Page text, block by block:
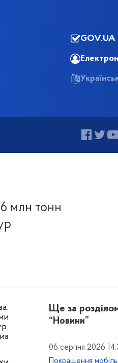
GOV.UA
млн тонн
Ще за
“Новини”
06 серпня 2026
Покращення